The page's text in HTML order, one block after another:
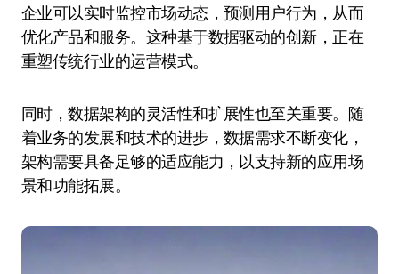
企业可以实时监控市场动态，预测用户行为，从而
优化产品和服务。这种基于数据驱动的创新，正在
重塑传统行业的运营模式。
同时，数据架构的灵活性和扩展性也至关重要。随
着业务的发展和技术的进步，数据需求不断变化，
架构需要具备足够的适应能力，以支持新的应用场
景和功能拓展。